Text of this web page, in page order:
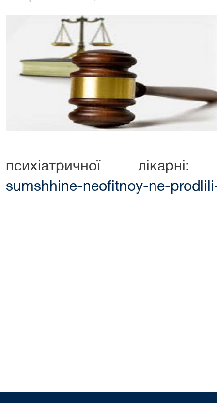
психіатричної
sumshhine-neofitnoy-ne-